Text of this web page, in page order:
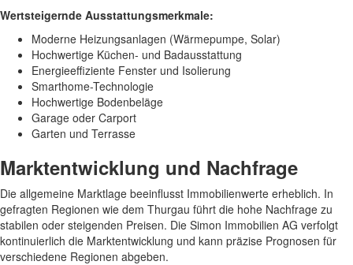
Wertsteigernde Ausstattungsmerkmale:
Moderne Heizungsanlagen (Wärmepumpe, Solar)
Hochwertige Küchen- und Badausstattung
Energieeffiziente Fenster und Isolierung
Smarthome-Technologie
Hochwertige Bodenbeläge
Garage oder Carport
Garten und Terrasse
Marktentwicklung und Nachfrage
Die allgemeine Marktlage beeinflusst Immobilienwerte erheblich. In
gefragten Regionen wie dem Thurgau führt die hohe Nachfrage zu
stabilen oder steigenden Preisen. Die Simon Immobilien AG verfolgt
kontinuierlich die Marktentwicklung und kann präzise Prognosen für
verschiedene Regionen abgeben.